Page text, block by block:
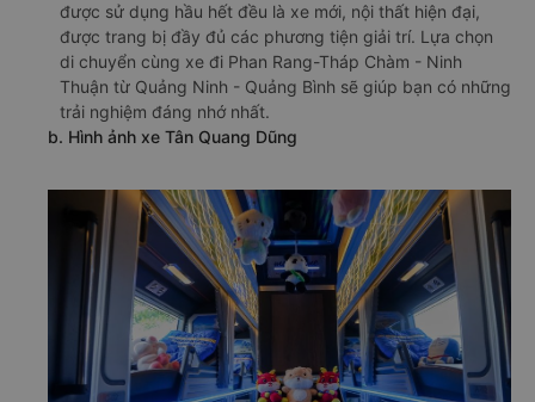
được sử dụng hầu hết đều là xe mới, nội thất hiện đại,
được trang bị đầy đủ các phương tiện giải trí. Lựa chọn
di chuyển cùng xe đi Phan Rang-Tháp Chàm - Ninh
Thuận từ Quảng Ninh - Quảng Bình sẽ giúp bạn có những
trải nghiệm đáng nhớ nhất.
b. Hình ảnh xe Tân Quang Dũng